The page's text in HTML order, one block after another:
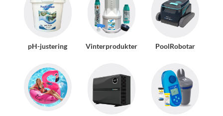
pH-justering Vinterprodukter PoolRobotar